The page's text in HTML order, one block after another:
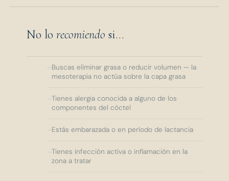
No lo recomiendo si...
Buscas eliminar grasa o reducir volumen — la
mesoterapia no actúa sobre la capa grasa
Tienes alergia conocida a alguno de los
componentes del cóctel
Estás embarazada o en período de lactancia
Tienes infección activa o inflamación en la
zona a tratar